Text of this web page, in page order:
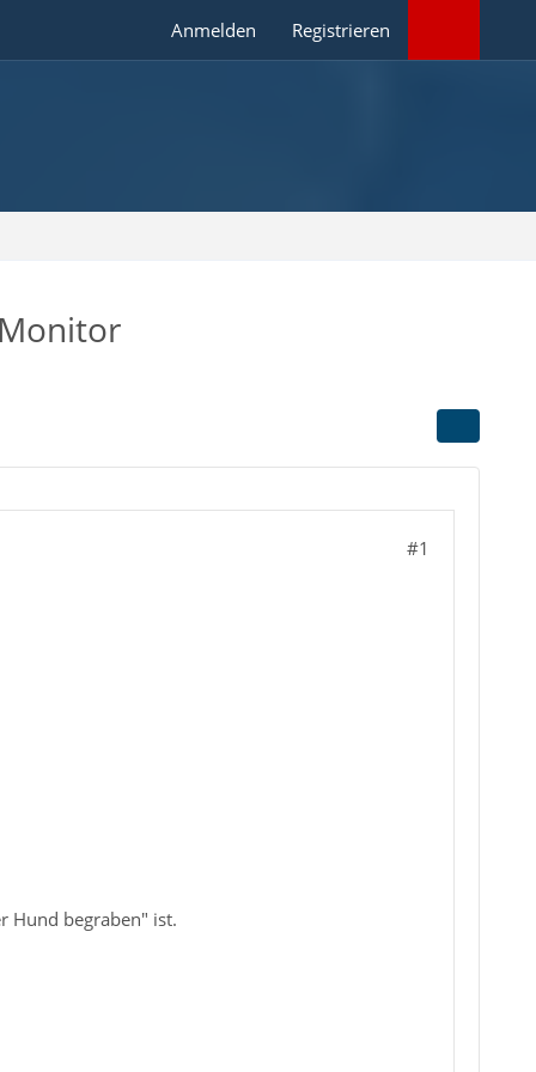
Anmelden Registrieren
#1
Hund begraben" ist.